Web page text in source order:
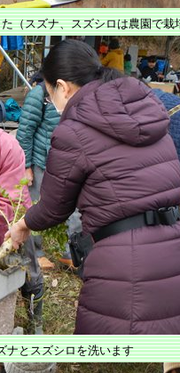
（スズナ、スズシロは農園で栽
ナとスズシロを洗います